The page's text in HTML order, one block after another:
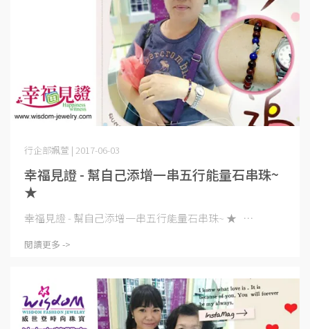
幸福見證 - 幫自己添增一串五行能量石串珠~
★
行企部姵萱 | 2017-06-03
幸福見證 - 幫自己添增一串五行能量石串珠~ ★ ⋯
閱讀更多 ->